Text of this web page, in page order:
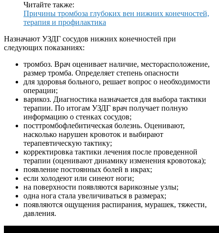
Читайте также:
Причины тромбоза глубоких вен нижних конечностей,
терапия и профилактика
Назначают УЗДГ сосудов нижних конечностей при
следующих показаниях:
тромбоз. Врач оценивает наличие, месторасположение,
размер тромба. Определяет степень опасности
для здоровья больного, решает вопрос о необходимости
операции;
варикоз. Диагностика назначается для выбора тактики
терапии. По итогам УЗДГ врач получает полную
информацию о стенках сосудов;
посттромбофлебитическая болезнь. Оценивают,
насколько нарушен кровоток и выбирают
терапевтическую тактику;
корректировка тактики лечения после проведенной
терапии (оценивают динамику изменения кровотока);
появление постоянных болей в икрах;
если холодеют или синеют ноги;
на поверхности появляются варикозные узлы;
одна нога стала увеличиваться в размерах;
появляются ощущения распирания, мурашек, тяжести,
давления.